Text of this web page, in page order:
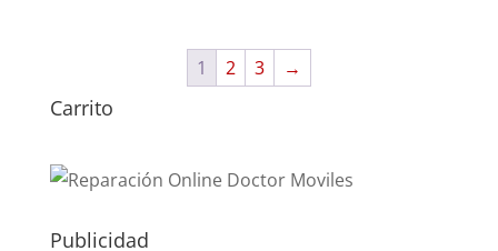
1 2 3 →
Carrito
Publicidad